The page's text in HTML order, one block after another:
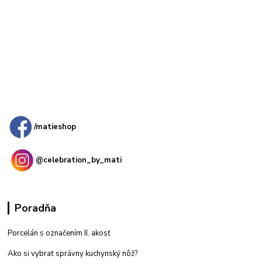
/matieshop
@celebration_by_mati
Poradňa
Porcelán s označením II. akosť
Ako si vybrať správny kuchynský nôž?